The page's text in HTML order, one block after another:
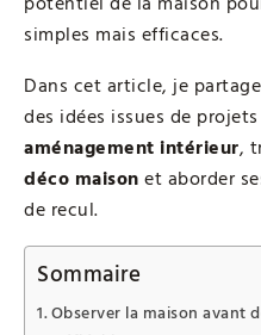
simples mais efficaces.
Dans cet article, je
des idées issues de
aménagement intérieur,
déco maison et aborder
de recul.
Sommaire
Observer la maison avant